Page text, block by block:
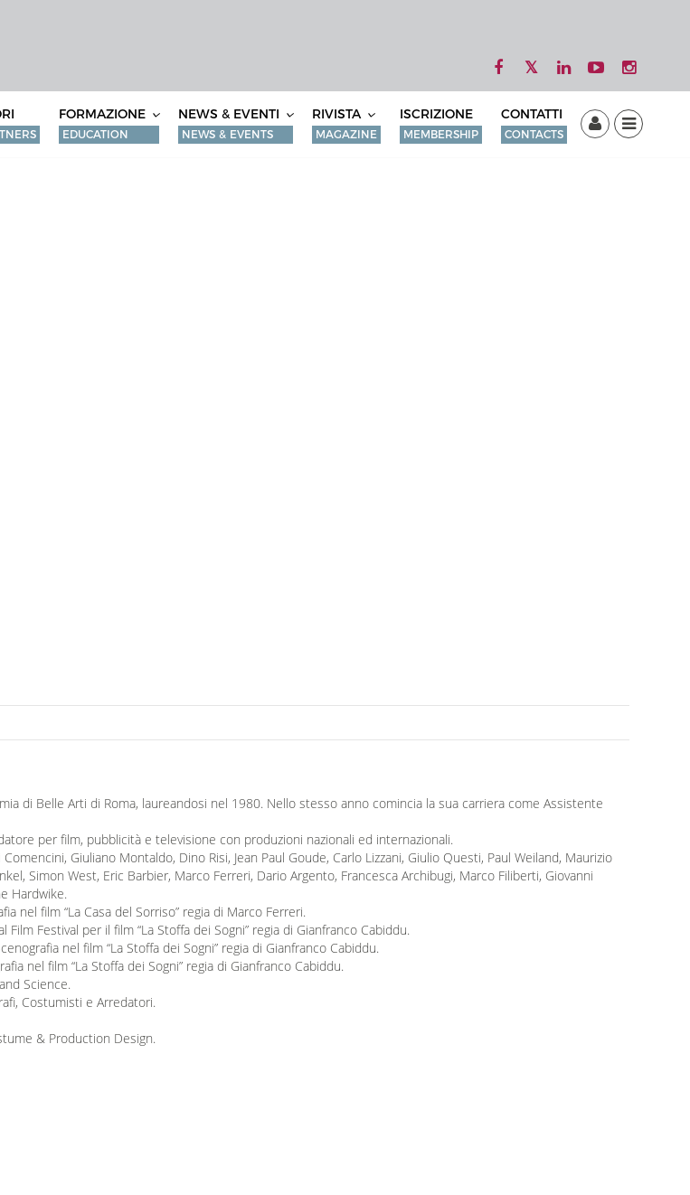
FORMAZIONE
EDUCATION
NEWS & EVENTI
NEWS & EVENTS
RIVISTA
MAGAZINE
ISCRIZIONE
MEMBERSHIP
CONTATTI
CONTACTS
di Belle Arti di Roma, laureandosi nel 1980. Nello stesso anno comincia la sua carriera come Assistente
per film, pubblicità e televisione con produzioni nazionali ed internazionali.
Giuliano Montaldo, Dino Risi, Jean Paul Goude, Carlo Lizzani, Giulio Questi, Paul Weiland, Maurizio
Simon West, Eric Barbier, Marco Ferreri, Dario Argento, Francesca Archibugi, Marco Filiberti, Giovanni
Hardwike.
nel film “La Casa del Sorriso” regia di Marco Ferreri.
Festival per il film “La Stoffa dei Sogni” regia di Gianfranco Cabiddu.
nel film “La Stoffa dei Sogni” regia di Gianfranco Cabiddu.
nel film “La Stoffa dei Sogni” regia di Gianfranco Cabiddu.
Science.
Costumisti e Arredatori.
& Production Design.